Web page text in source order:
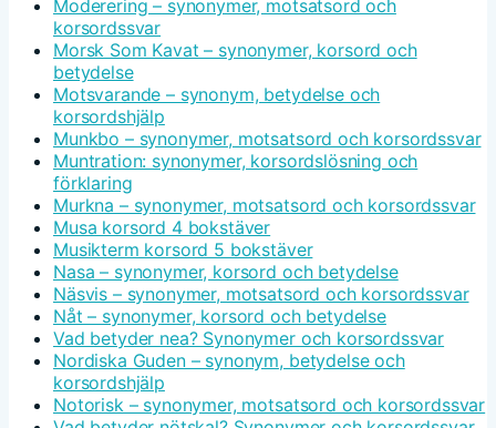
Moderering – synonymer, motsatsord och
korsordssvar
Morsk Som Kavat – synonymer, korsord och
betydelse
Motsvarande – synonym, betydelse och
korsordshjälp
Munkbo – synonymer, motsatsord och korsordssvar
Muntration: synonymer, korsordslösning och
förklaring
Murkna – synonymer, motsatsord och korsordssvar
Musa korsord 4 bokstäver
Musikterm korsord 5 bokstäver
Nasa – synonymer, korsord och betydelse
Näsvis – synonymer, motsatsord och korsordssvar
Nåt – synonymer, korsord och betydelse
Vad betyder nea? Synonymer och korsordssvar
Nordiska Guden – synonym, betydelse och
korsordshjälp
Notorisk – synonymer, motsatsord och korsordssvar